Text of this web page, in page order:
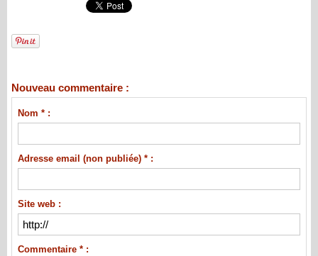
Nouveau commentaire :
Nom * :
Adresse email (non publiée) * :
Site web :
Commentaire * :